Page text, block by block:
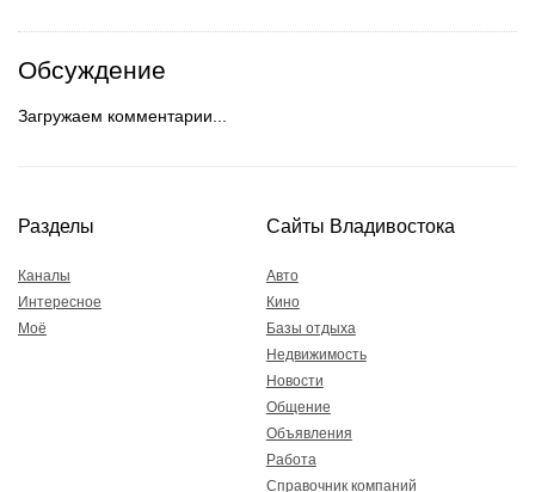
Обсуждение
Загружаем комментарии...
Разделы
Каналы
Интересное
Моё
Сайты Владивостока
Авто
Кино
Базы отдыха
Недвижимость
Новости
Общение
Объявления
Работа
Справочник компаний